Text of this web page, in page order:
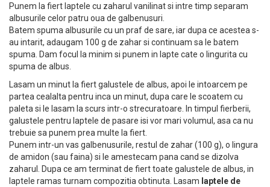
Punem la fiert laptele cu zaharul vanilinat si intre timp separam
albusurile celor patru oua de galbenusuri.
Batem spuma albusurile cu un praf de sare, iar dupa ce acestea s-
au intarit, adaugam 100 g de zahar si continuam sa le batem
spuma. Dam focul la minim si punem in lapte cate o lingurita cu
spuma de albus.
Lasam un minut la fiert galustele de albus, apoi le intoarcem pe
partea cealalta pentru inca un minut, dupa care le scoatem cu
paleta si le lasam la scurs intr-o strecuratoare. In timpul fierberii,
galustele pentru laptele de pasare isi vor mari volumul, asa ca nu
trebuie sa punem prea multe la fiert.
Punem intr-un vas galbenusurile, restul de zahar (100 g), o lingura
de amidon (sau faina) si le amestecam pana cand se dizolva
zaharul. Dupa ce am terminat de fiert toate galustele de albus, in
laptele ramas turnam compozitia obtinuta. Lasam laptele de